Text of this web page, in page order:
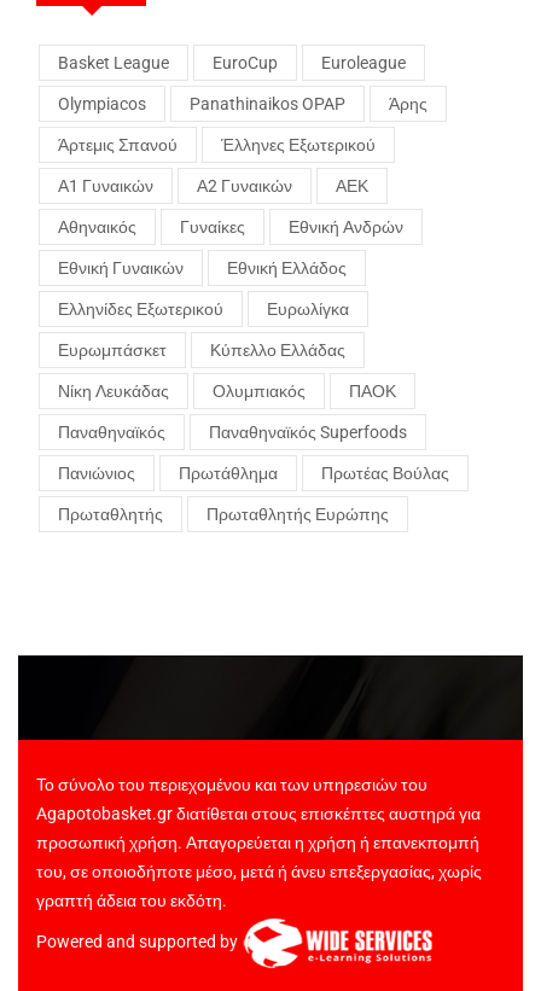
Basket League EuroCup Euroleague
Olympiacos Panathinaikos OPAP Άρης
Άρτεμις Σπανού Έλληνες Εξωτερικού
Α1 Γυναικών Α2 Γυναικών ΑΕΚ
Αθηναικός Γυναίκες Εθνική Ανδρών
Εθνική Γυναικών Εθνική Ελλάδος
Ελληνίδες Εξωτερικού Ευρωλίγκα
Ευρωμπάσκετ Κύπελλο Ελλάδας
Νίκη Λευκάδας Ολυμπιακός ΠΑΟΚ
Παναθηναϊκός Παναθηναϊκός Superfoods
Πανιώνιος Πρωτάθλημα Πρωτέας Βούλας
Πρωταθλητής Πρωταθλητής Ευρώπης
Το σύνολο του περιεχομένου και των υπηρεσιών του
Agapotobasket.gr διατίθεται στους επισκέπτες αυστηρά για
προσωπική χρήση. Απαγορεύεται η χρήση ή επανεκπομπή
του, σε οποιοδήποτε μέσο, μετά ή άνευ επεξεργασίας, χωρίς
γραπτή άδεια του εκδότη.
Powered and supported by